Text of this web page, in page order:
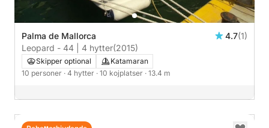
Palma de Mallorca 4.7(1)
Leopard - 44 | 4 hytter(2015)
Skipper optional
Katamaran
10 personer · 4 hytter · 10 kojplatser · 13.4 m